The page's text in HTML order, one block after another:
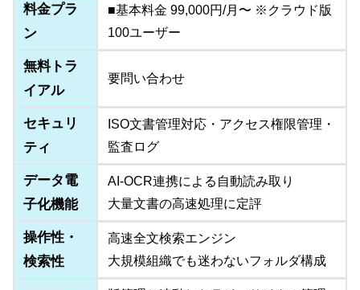
料金プラ
ン
■基本料金 99,000円/月〜 ※クラウド版
100ユーザー
無料トラ
イアル
要問い合わせ
セキュリ
ティ
ISO文書管理対応・アクセス権限管理・
監査ログ
データ電
子化機能
AI-OCR連携による自動読み取り
大量文書の高速処理に定評
操作性・
検索性
高速全文検索エンジン
大規模組織でも迷わないフォルダ構成